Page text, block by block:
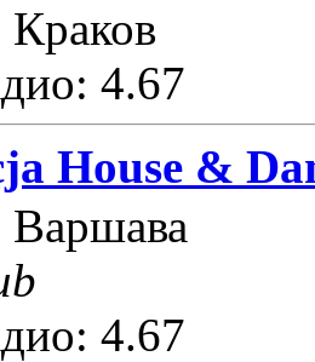
4.67
House &
4.67